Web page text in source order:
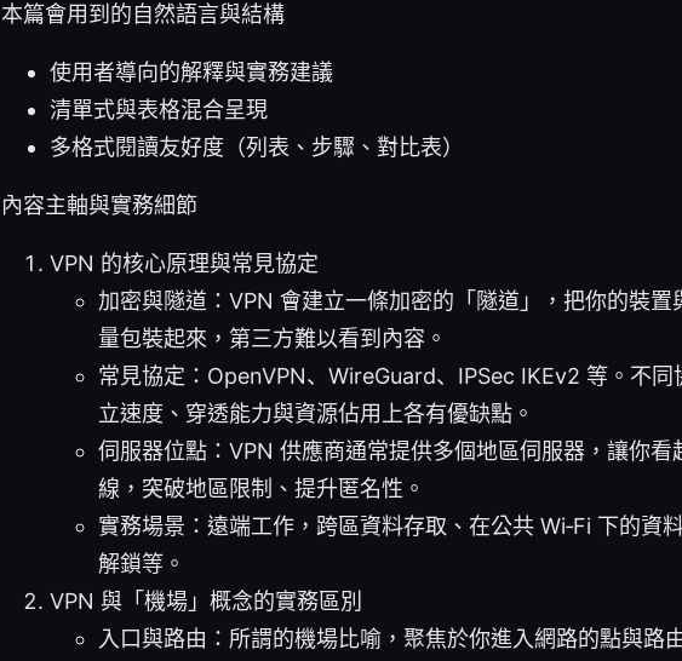
本篇會用到的自然語言與結構
使用者導向的解釋與實務建議
清單式與表格混合呈現
多格式閱讀友好度（列表、步驟、對比表）
內容主軸與實務細節
VPN 的核心原理與常見協定
加密與隧道：VPN 會建立一條加密的「隧道」，把你的裝置
量包裝起來，第三方難以看到內容。
常見協定：OpenVPN、WireGuard、IPSec IKEv2 等。不同
立速度、穿透能力與資源佔用上各有優缺點。
伺服器位點：VPN 供應商通常提供多個地區伺服器，讓你看
線，突破地區限制、提升匿名性。
實務場景：遠端工作，跨區資料存取、在公共 Wi‑Fi 下的資
解鎖等。
VPN 與「機場」概念的實務區別
入口與路由：所謂的機場比喻，聚焦於你進入網路的點與路